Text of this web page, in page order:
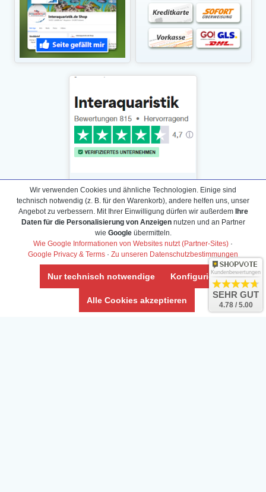
Daten­schutz­erklärung
Widerrufs­recht /Widerrufs­formular
AGB & Info
Impressum
Umwelt und Entsorgung
Vertrag widerrufen
Wir verwenden Cookies und ähnliche Technologien. Einige sind
technisch notwendig (z. B. für den Warenkorb), andere helfen uns, unser
Angebot zu verbessern. Mit Ihrer Einwilligung dürfen wir außerdem Ihre
Daten für die Personalisierung von Anzeigennutzen und an Partner
wie Googleübermitteln.
Wie Google Informationen von Websites nutzt (Partner-Sites) ·
Google Privacy & Terms · Zu unseren Datenschutzbestimmungen
Nur technisch notwendige Konfigurieren
Alle Cookies akzeptieren
Kundenbewertungen
SEHR GUT
4.78 / 5.00